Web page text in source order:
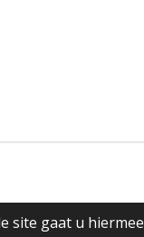
site gaat u hiermee